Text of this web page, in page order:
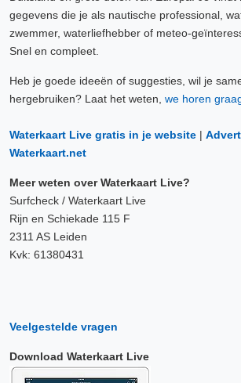
gegevens die je als nautische professional,
zwemmer, waterliefhebber of meteo-
Snel en compleet.
Heb je goede ideeën of suggesties, wil je
hergebruiken? Laat het weten, we horen
Waterkaart Live gratis in je website |
Waterkaart.net
Meer weten over Waterkaart Live?
Surfcheck / Waterkaart Live
Rijn en Schiekade 115 F
2311 AS Leiden
Kvk: 61380431
Veelgestelde vragen
Download Waterkaart Live